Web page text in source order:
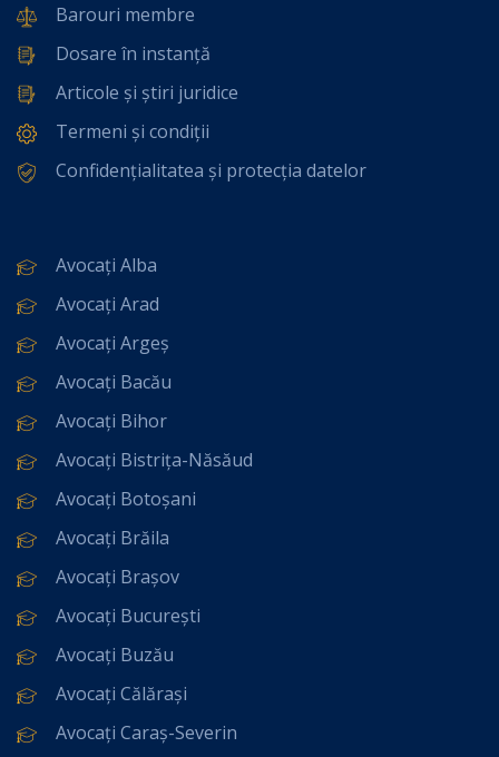
Barouri membre
Dosare în instanță
Articole și știri juridice
Termeni și condiții
Confidențialitatea și protecția datelor
Avocați Alba
Avocați Arad
Avocați Argeș
Avocați Bacău
Avocați Bihor
Avocați Bistrița-Năsăud
Avocați Botoșani
Avocați Brăila
Avocați Brașov
Avocați București
Avocați Buzău
Avocați Călărași
Avocați Caraș-Severin